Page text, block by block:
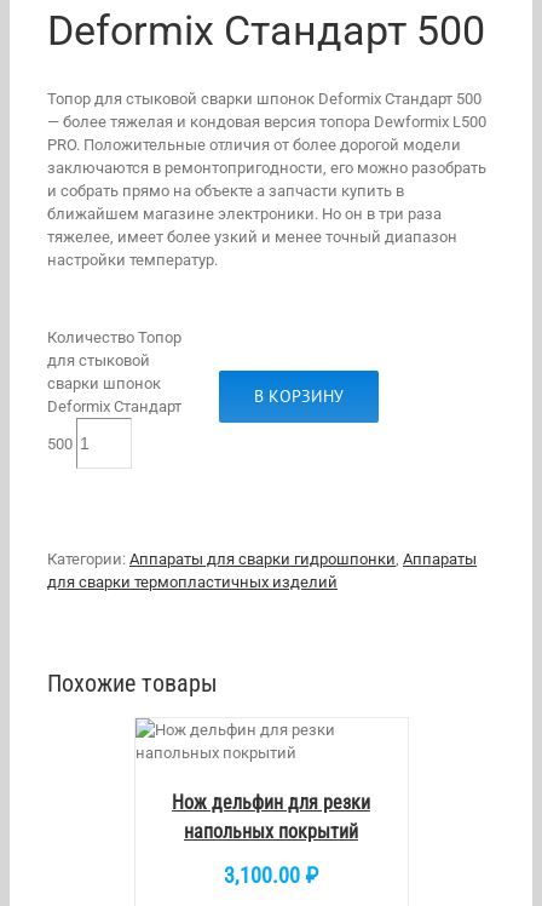
Deformix Стандарт 500
Топор для стыковой сварки шпонок Deformix Стандарт 500
— более тяжелая и кондовая версия топора Dewformix L500
PRO. Положительные отличия от более дорогой модели
заключаются в ремонтопригодности, его можно разобрать
и собрать прямо на объекте а запчасти купить в
ближайшем магазине электроники. Но он в три раза
тяжелее, имеет более узкий и менее точный диапазон
настройки температур.
Количество Топор
для стыковой
сварки шпонок
Deformix Стандарт
500
В КОРЗИНУ
Категории: Аппараты для сварки гидрошпонки Аппараты
для сварки термопластичных изделий
Похожие товары
Нож дельфин для резки
напольных покрытий
3,100.00 ₽